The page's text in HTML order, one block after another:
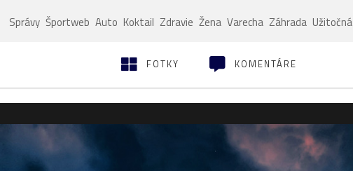
Správy Športweb Auto Koktail Zdravie Žena Varecha Záhrada Užitočná
FOTKY KOMENTÁRE